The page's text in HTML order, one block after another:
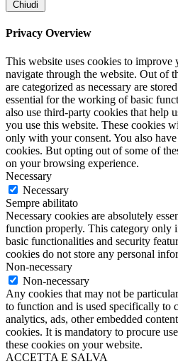
Chiudi
Privacy Overview
This website uses cookies to
navigate through the website. Out of
are categorized as necessary are
essential for the working of basic
also use third-party cookies that help
you use this website. These cookies
only with your consent. You also
cookies. But opting out of some of
on your browsing experience.
Necessary
Necessary
Sempre abilitato
Necessary cookies are absolutely
function properly. This category only
basic functionalities and security
cookies do not store any personal
Non-necessary
Non-necessary
Any cookies that may not be
to function and is used specifically to
analytics, ads, other embedded
cookies. It is mandatory to procure
these cookies on your website.
ACCETTA E SALVA